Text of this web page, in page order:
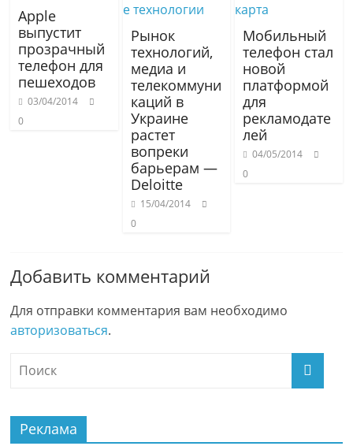
Apple
выпустит
прозрачный
телефон для
пешеходов
03/04/2014
0
Рынок
технологий,
медиа и
телекоммуни
каций в
Украине
растет
вопреки
барьерам —
Deloitte
15/04/2014
0
Мобильный
телефон стал
новой
платформой
для
рекламодате
лей
04/05/2014
0
Добавить комментарий
Для отправки комментария вам необходимо
авторизоваться.
Реклама